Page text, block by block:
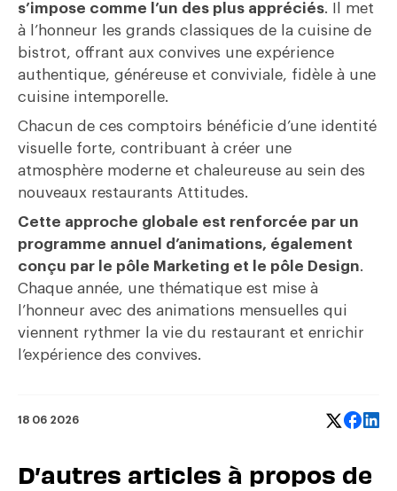
s’impose comme l’un des plus appréciés. Il met
à l’honneur les grands classiques de la cuisine de
bistrot, offrant aux convives une expérience
authentique, généreuse et conviviale, fidèle à une
cuisine intemporelle.
Chacun de ces comptoirs bénéficie d’une identité
visuelle forte, contribuant à créer une
atmosphère moderne et chaleureuse au sein des
nouveaux restaurants Attitudes.
Cette approche globale est renforcée par un
programme annuel d’animations, également
conçu par le pôle Marketing et le pôle Design.
Chaque année, une thématique est mise à
l’honneur avec des animations mensuelles qui
viennent rythmer la vie du restaurant et enrichir
l’expérience des convives.
18 06 2026
D’autres articles à propos de